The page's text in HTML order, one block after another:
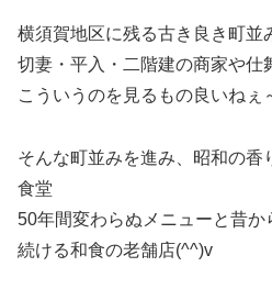
横須賀地区に残る古き良き町並
切妻・平入・二階建の商家や仕
こういうのを見るもの良いねぇ
そんな町並みを進み、昭和の香
食堂
50年間変わらぬメニューと昔
続ける和食の老舗店(^^)v